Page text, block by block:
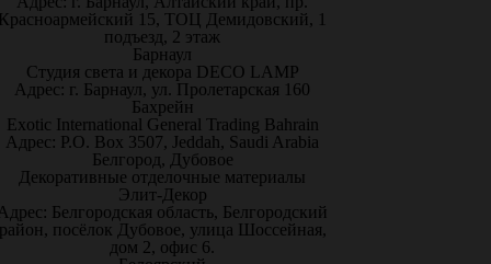
15, ТОЦ Демидовский, 1
подъезд, 2 этаж
Барнаул
Студия света и декора DECO LAMP
Адрес: г. Барнаул, ул. Пролетарская 160
Бахрейн
Exotic International General Trading Bahrain
Адрес: P.O. Box 3507, Jeddah, Saudi Arabia
Белгород, Дубовое
Декоративные отделочные материалы
Элит-Декор
Белгородская область, Белгородский
посёлок Дубовое, улица Шоссейная,
дом 2, офис 6.